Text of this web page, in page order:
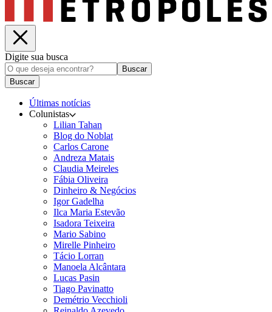
Digite sua busca
Buscar
Buscar
Últimas notícias
Colunistas
Lilian Tahan
Blog do Noblat
Carlos Carone
Andreza Matais
Claudia Meireles
Fábia Oliveira
Dinheiro & Negócios
Igor Gadelha
Ilca Maria Estevão
Isadora Teixeira
Mario Sabino
Mirelle Pinheiro
Tácio Lorran
Manoela Alcântara
Lucas Pasin
Tiago Pavinatto
Demétrio Vecchioli